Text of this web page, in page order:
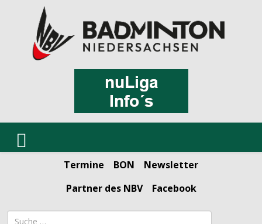
Termine BON
Newsletter
Partner des NBV
Facebook
Suchbegriff